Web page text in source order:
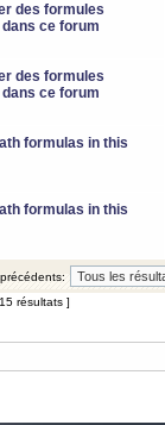
des formules
ce forum
des formules
ce forum
formulas in this
formulas in this
résultats ]